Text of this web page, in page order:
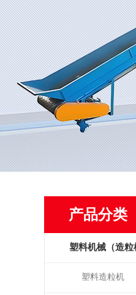
产品分类
塑料机械（造粒
机）塑料造粒机